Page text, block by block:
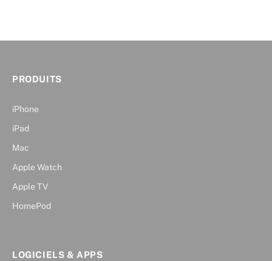
PRODUITS
iPhone
iPad
Mac
Apple Watch
Apple TV
HomePod
LOGICIELS & APPS